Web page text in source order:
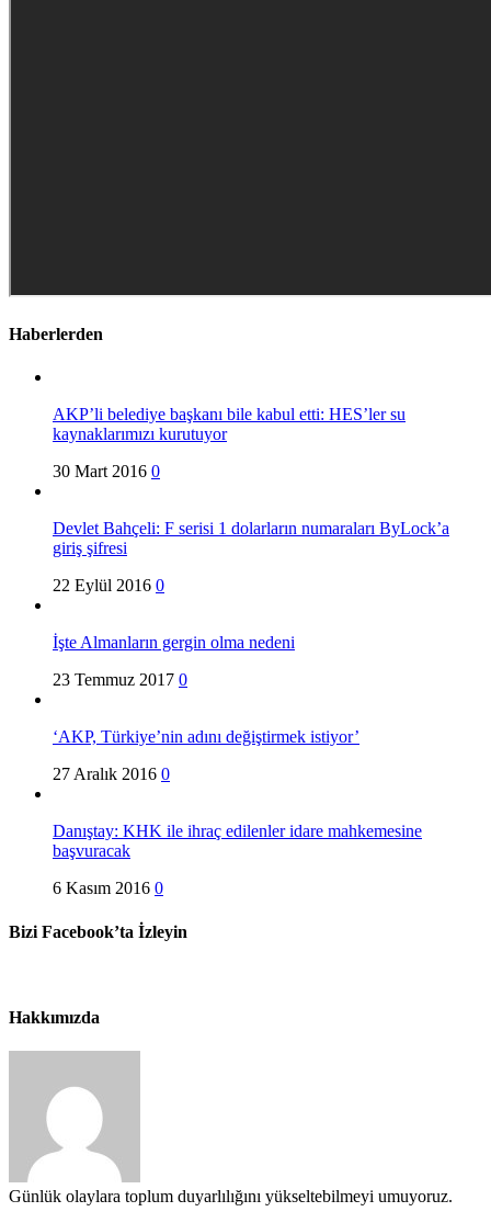
Haberlerden
AKP’li belediye başkanı bile kabul etti: HES’ler su
kaynaklarımızı kurutuyor
30 Mart 2016 0
Devlet Bahçeli: F serisi 1 dolarların numaraları ByLock’a
giriş şifresi
22 Eylül 2016 0
İşte Almanların gergin olma nedeni
23 Temmuz 2017 0
‘AKP, Türkiye’nin adını değiştirmek istiyor’
27 Aralık 2016 0
Danıştay: KHK ile ihraç edilenler idare mahkemesine
başvuracak
6 Kasım 2016 0
Bizi Facebook’ta İzleyin
Hakkımızda
Günlük olaylara toplum duyarlılığını yükseltebilmeyi umuyoruz.